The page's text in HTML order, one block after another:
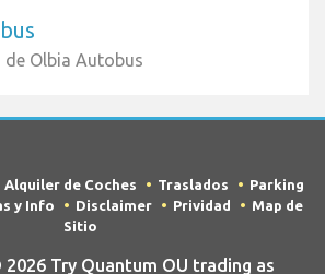
Olbia Autobus
Alquiler de Coches Traslados
Parking
y Info Disclaimer Prividad
Map de
Sitio
2026 Try Quantum OU trading as